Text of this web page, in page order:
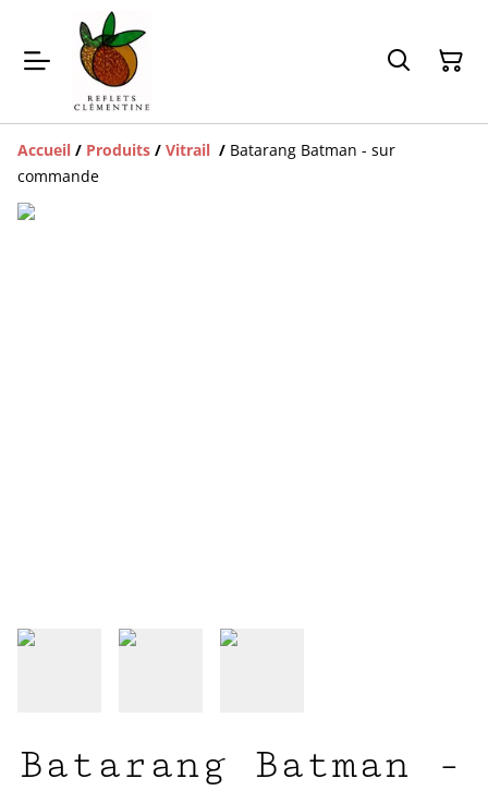
Accueil / Produits / Vitrail / Batarang Batman - sur
commande
Batarang Batman -